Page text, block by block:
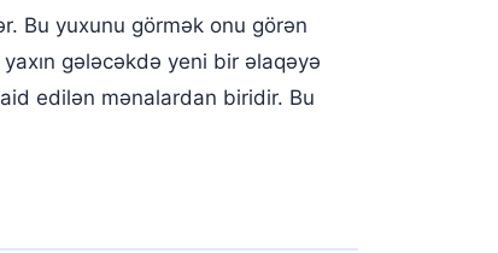
Bu yuxunu görmək onu görən
gələcəkdə yeni bir əlaqəyə
edilən mənalardan biridir. Bu